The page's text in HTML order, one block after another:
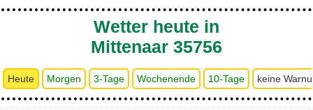
Wetter heute in
Mittenaar 35756
Heute Morgen 3-Tage Wochenende 10-Tage keine